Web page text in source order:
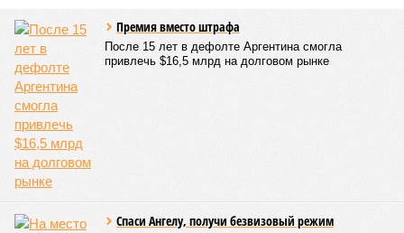
Премия вместо штрафа
После 15 лет в дефолте Аргентина смогла
привлечь $16,5 млрд на долговом рынке
Спаси Ангелу, получи безвизовый режим